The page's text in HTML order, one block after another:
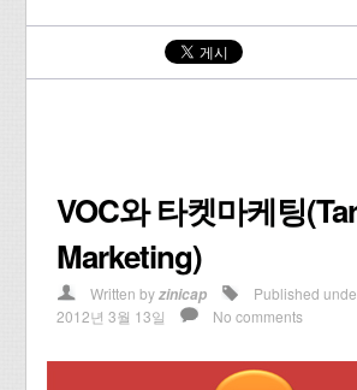
VOC와 타켓마케팅
Marketing)
Written byzinicap Published
2012년 3월 13일
No comments